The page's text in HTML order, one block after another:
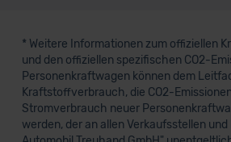
* Weitere Informationen zum offiziellen
und den offiziellen spezifischen CO2-
Personenkraftwagen können dem
Kraftstoffverbrauch, die CO2-
Stromverbrauch neuer
werden, der an allen Verkaufsstellen